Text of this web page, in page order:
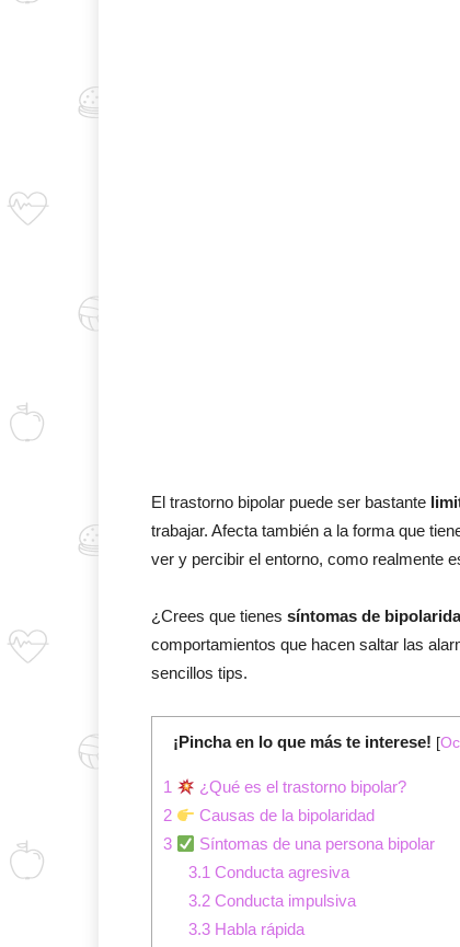
El trastorno bipolar puede ser bastante
trabajar. Afecta también a la forma que
ver y percibir el entorno, como realmente
¿Crees que tienes síntomas de
comportamientos que hacen saltar las
sencillos tips.
¡Pincha en lo que más te interese! [
1
¿Qué es el trastorno bipolar?
2
Causas de la bipolaridad
3
Síntomas de una persona bipolar
3.1 Conducta agresiva
3.2Conducta impulsiva
3.3Habla rápida